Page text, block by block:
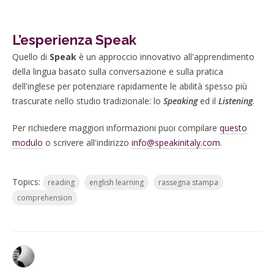
L’esperienza Speak
Quello di Speak è un approccio innovativo all'apprendimento
della lingua basato sulla conversazione e sulla pratica
dell'inglese per potenziare rapidamente le abilità spesso più
trascurate nello studio tradizionale: lo Speakinged il Listening.
Per richiedere maggiori informazioni puoi compilare questo
modulo o scrivere all'indirizzo info@speakinitaly.com.
Topics: reading english learning
rassegna stampa
comprehension